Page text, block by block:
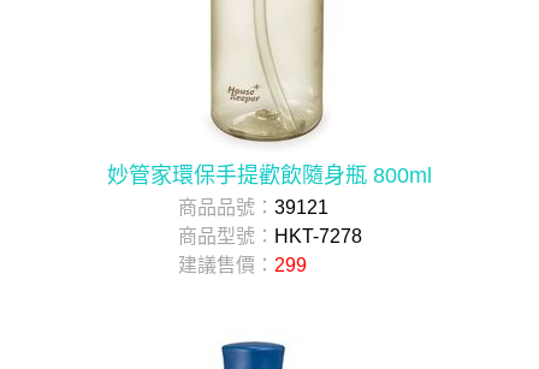
妙管家環保手提歡飲隨身瓶 800ml
商品品號： 39121
商品型號： HKT-7278
建議售價： 299